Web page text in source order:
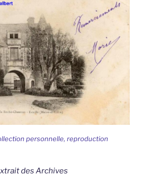
personnelle, reproduction
des Archives